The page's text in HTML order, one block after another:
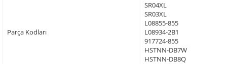
Parça Kodları
SR04XL
SR03XL
L08855-855
L08934-2B1
917724-855
HSTNN-DB7W
HSTNN-DB8Q